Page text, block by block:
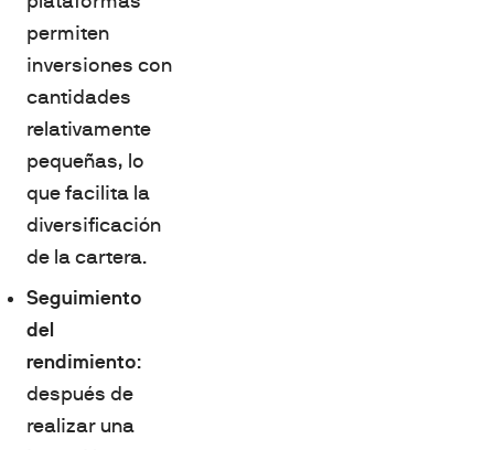
permiten
inversiones con
cantidades
relativamente
pequeñas, lo
que facilita la
diversificación
de la cartera.
Seguimiento
del
rendimiento:
después de
realizar una